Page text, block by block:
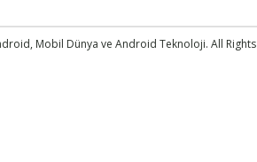
Mobil Dünya ve Android Teknoloji. All Rights